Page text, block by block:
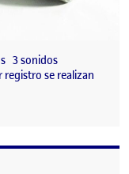
3 sonidos
se realizan